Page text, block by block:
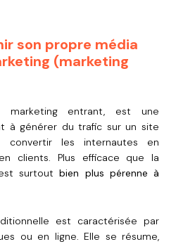
son propre média
(marketing
entrant, est une
à générer du trafic sur un site
convertir les internautes en
clients. Plus efficace que la
est surtoutbien plus pérenne à
est caractérisée par
ou en ligne. Elle se résume,